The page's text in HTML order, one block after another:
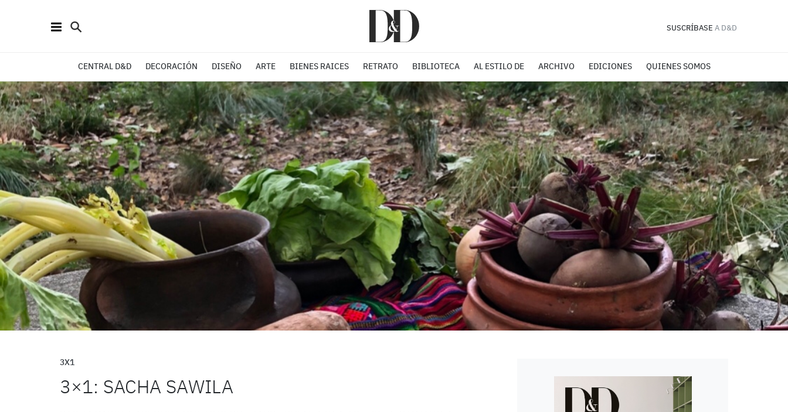
SUSCRÍBASE A D&D
CENTRAL D&D DECORACIÓN DISEÑO ARTE BIENES RAICES RETRATO BIBLIOTECA AL ESTILO DE ARCHIVO EDICIONES QUIENES SOMOS
3X1
3×1: SACHA SAWILA